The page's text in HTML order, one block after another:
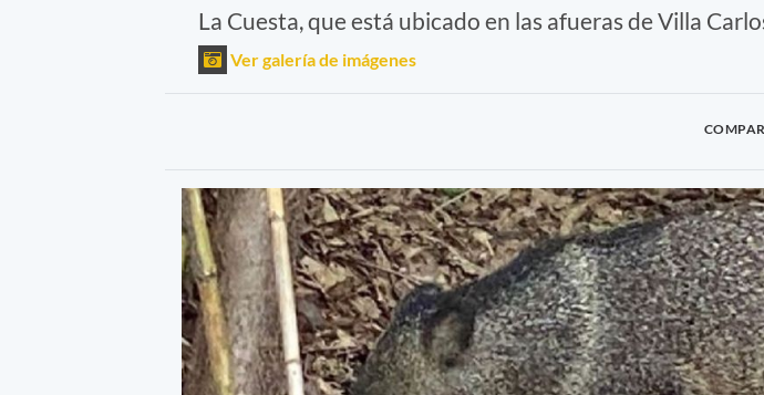
La Cuesta, que está ubicado en las afueras de Villa
Ver galería de imágenes